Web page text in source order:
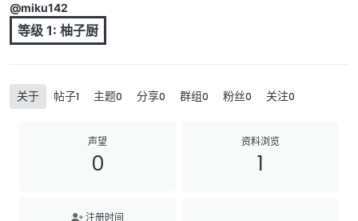
@miku142
等级 1: 柚子厨
关于 帖子1 主题0 分享0 群组0 粉丝0 关注0
声望
0
资料浏览
1
注册时间